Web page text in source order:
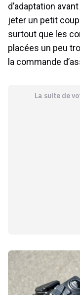
d’adaptation
jeter un petit
surtout que les
placées un peu
la commande
La suite de